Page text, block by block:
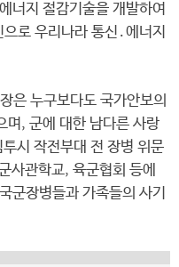
너지 절감기술을 개발하여
로 우리나라 통신․에너지
은 누구보다도 국가안보의
며, 군에 대한 남다른 사랑
시 작전부대 전 장병 위문
사관학교, 육군협회 등에
군장병들과 가족들의 사기